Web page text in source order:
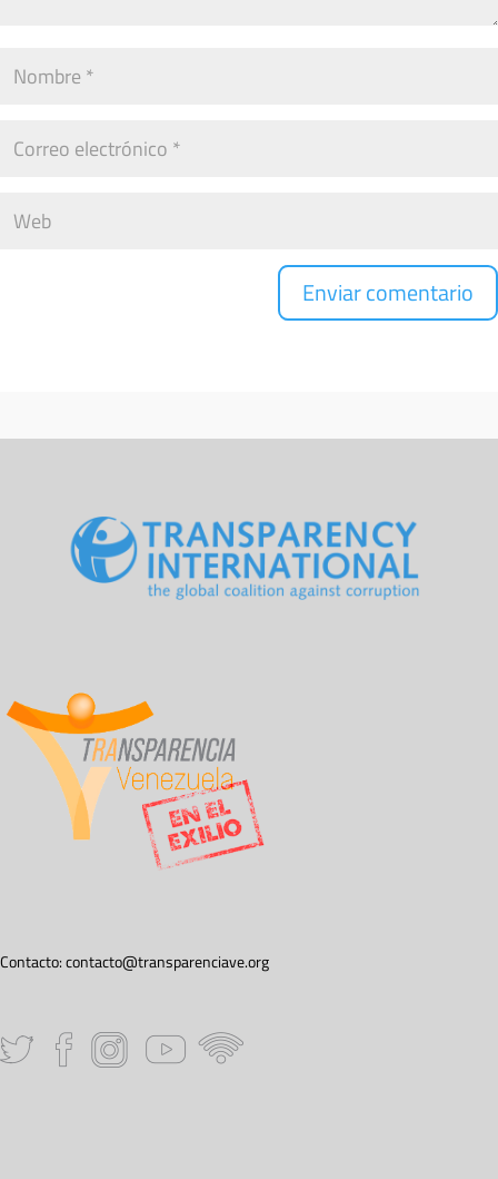
Contacto:contacto@transparenciave.org